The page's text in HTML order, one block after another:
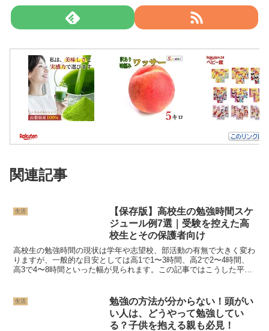
関連記事
生活
【保存版】高校生の勉強時間スケ
ジュール例7選｜受験を控えた高
校生とその保護者向け
高校生の勉強時間の現状は学年や志望校、部活動の有無で大きく変わ
りますが、一般的な目安としては高1で1〜3時間、高2で2〜4時間、
高3で4〜8時間といった幅が見られます。この記事ではこうした平均
生活
勉強の方法が分からない！頭がい
い人は、どうやって勉強してい
る？子供を抱える親も必見！